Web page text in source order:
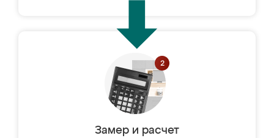
Замер и расчет